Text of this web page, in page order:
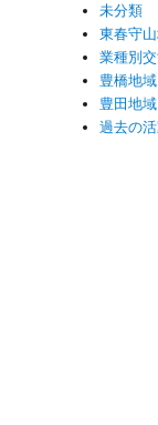
未分類
東春守
業種別
豊橋地域
豊田地域
過去の